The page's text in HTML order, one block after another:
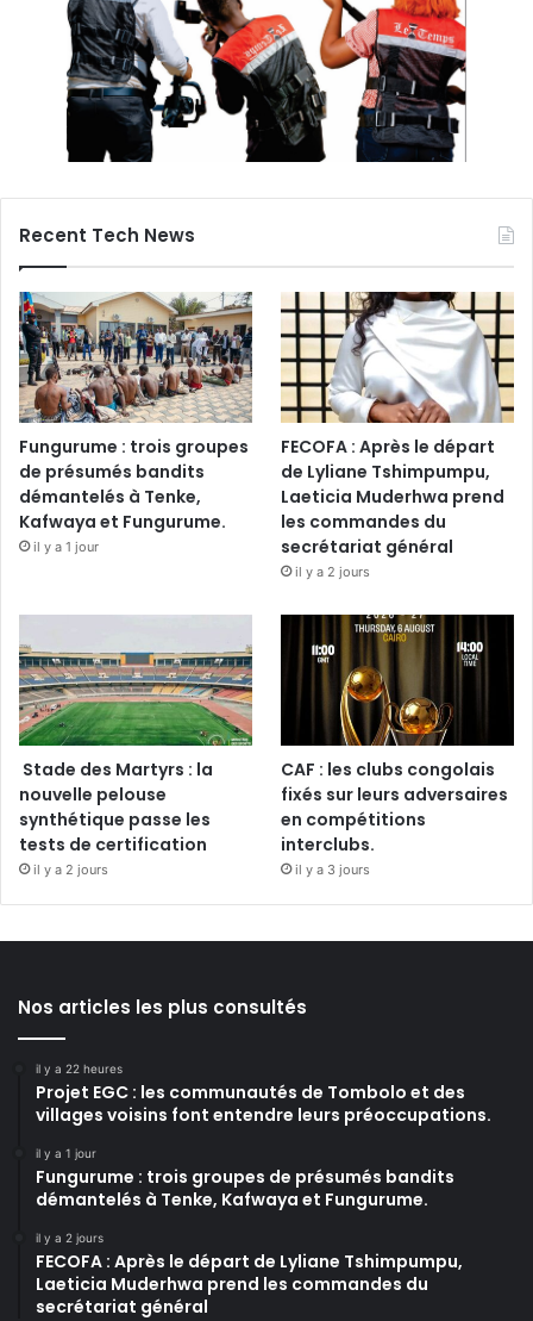
Recent Tech News
Fungurume : trois groupes
de présumés bandits
démantelés à Tenke,
Kafwaya et Fungurume.
il y a 1 jour
FECOFA : Après le départ
de Lyliane Tshimpumpu,
Laeticia Muderhwa prend
les commandes du
secrétariat général
il y a 2 jours
Stade des Martyrs : la
nouvelle pelouse
synthétique passe les
tests de certification
il y a 2 jours
CAF : les clubs congolais
fixés sur leurs adversaires
en compétitions
interclubs.
il y a 3 jours
Nos articles les plus consultés
il y a 22 heures
Projet EGC : les communautés de Tombolo et des
villages voisins font entendre leurs préoccupations.
il y a 1 jour
Fungurume : trois groupes de présumés bandits
démantelés à Tenke, Kafwaya et Fungurume.
il y a 2 jours
FECOFA : Après le départ de Lyliane Tshimpumpu,
Laeticia Muderhwa prend les commandes du
secrétariat général